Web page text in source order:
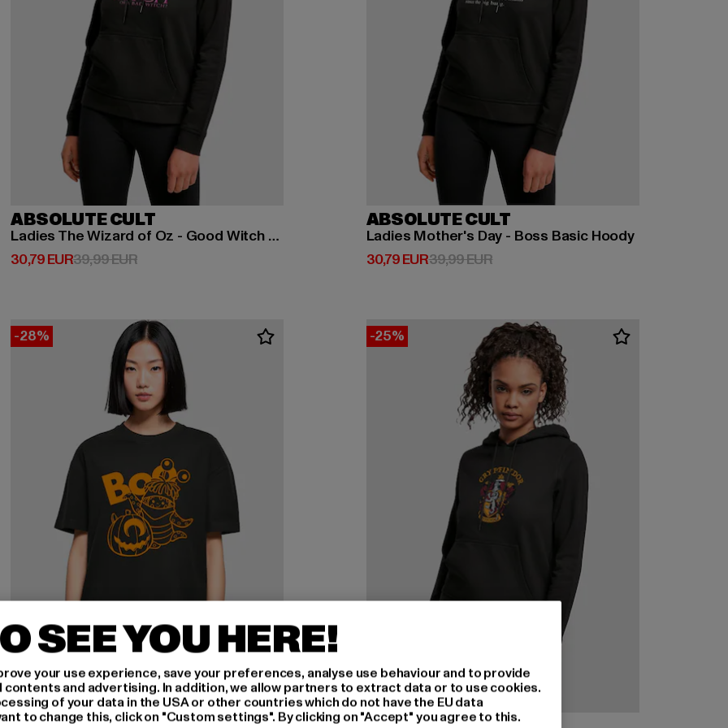
ABSOLUTE CULT
Ladies The Wizard of Oz - Good Witch Basic Hoody
30,79 EUR
Derzeitiger Preis: 30,79 EUR
39,99 EURAktionspreis: 39,99 EUR
ABSOLUTE CULT
Ladies Mother's Day - Boss Basic Hoody
30,79 EUR
Derzeitiger Preis: 30,79 EUR
39,99 EURAktionspreis: 39,99 EUR
-28% -25%
SEE YOU HERE!
your use experience, save your preferences, analyse use behaviour and to provide
and advertising. In addition, we allow partners to extract data or to use cookies.
of your data in the USA or other countries which do not have the EU data
to change this, click on "Custom settings". By clicking on "Accept" you agree to this.